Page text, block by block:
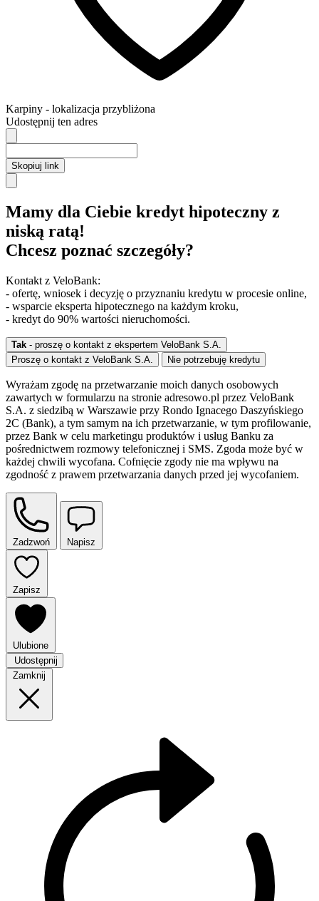
Karpiny - lokalizacja przybliżona
Udostępnij ten adres
Skopiuj link
Mamy dla Ciebie kredyt hipoteczny z
niską ratą!
Chcesz poznać szczegóły?
Kontakt z VeloBank:
- ofertę, wniosek i decyzję o przyznaniu kredytu w procesie online,
- wsparcie eksperta hipotecznego na każdym kroku,
- kredyt do 90% wartości nieruchomości.
Tak - proszę o kontakt z ekspertem VeloBank S.A.
Proszę o kontakt z VeloBank S.A.
Nie potrzebuję kredytu
Wyrażam zgodę na przetwarzanie moich danych osobowych
zawartych w formularzu na stronie adresowo.pl przez VeloBank
S.A. z siedzibą w Warszawie przy Rondo Ignacego Daszyńskiego
2C (Bank), a tym samym na ich przetwarzanie, w tym profilowanie,
przez Bank w celu marketingu produktów i usług Banku za
pośrednictwem rozmowy telefonicznej i SMS. Zgoda może być w
każdej chwili wycofana. Cofnięcie zgody nie ma wpływu na
zgodność z prawem przetwarzania danych przed jej wycofaniem.
Zadzwoń Napisz
Zapisz
Ulubione
Udostępnij
Zamknij